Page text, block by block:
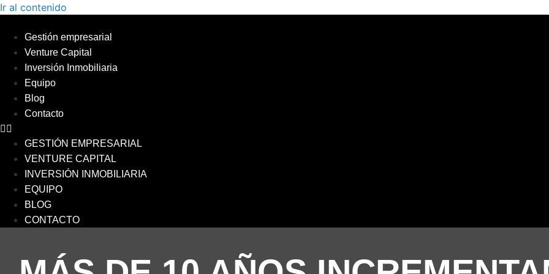
Ir al contenido
Gestión empresarial
Venture Capital
Inversión Inmobiliaria
Equipo
Blog
Contacto
GESTIÓN EMPRESARIAL
VENTURE CAPITAL
INVERSIÓN INMOBILIARIA
EQUIPO
BLOG
CONTACTO